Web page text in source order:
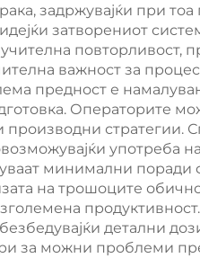
задржувајќи при
затворениот
повторливост,
важност за
предност е
Операторите
стратегии.
употреба
минимални поради
на трошоците
детални
за можни проблеми